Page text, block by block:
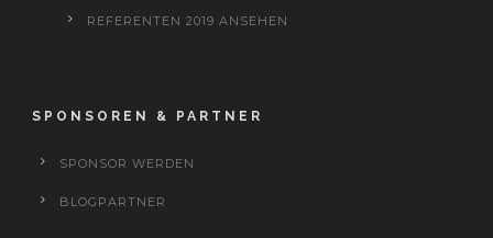
REFERENTEN 2019 ANSEHEN
SPONSOREN & PARTNER
SPONSOR WERDEN
BLOGPARTNER